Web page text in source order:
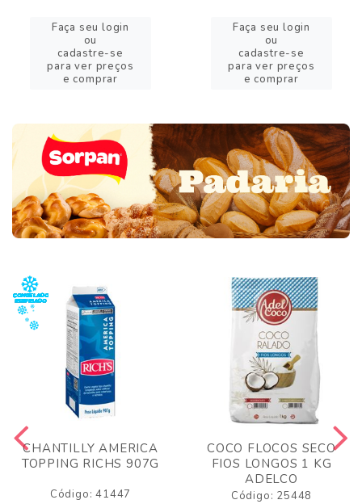
Faça seu login
ou
cadastre-se
para ver preços
e comprar
Faça seu login
ou
cadastre-se
para ver preços
e comprar
CHANTILLY AMERICA
TOPPING RICHS 907G
Código: 41447
COCO FLOCOS SECO
FIOS LONGOS 1 KG
ADELCO
Código: 25448